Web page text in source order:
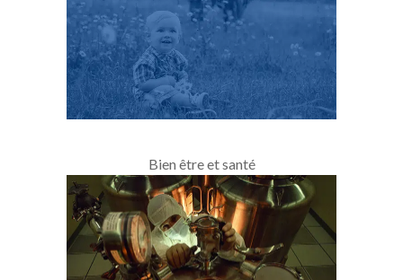
Bien être et santé